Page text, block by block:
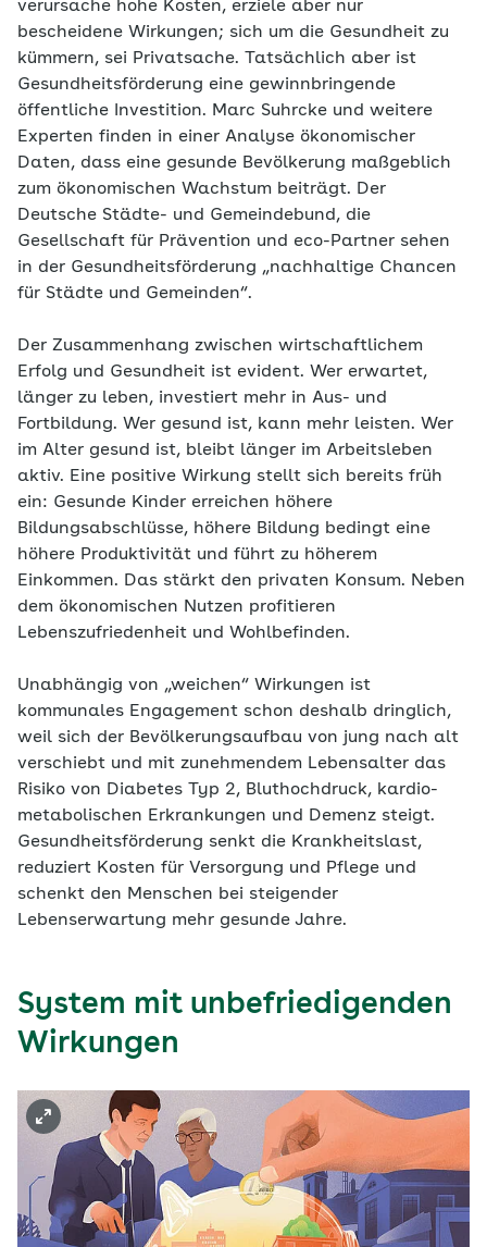
verursache hohe Kosten, erziele aber nur
bescheidene Wirkungen; sich um die Gesundheit zu
kümmern, sei Privatsache. Tatsächlich aber ist
Gesundheitsförderung eine gewinnbringende
öffentliche Investition. Marc Suhrcke und weitere
Experten finden in einer Analyse ökonomischer
Daten, dass eine gesunde Bevölkerung maßgeblich
zum ökonomischen Wachstum beiträgt. Der
Deutsche Städte- und Gemeindebund, die
Gesellschaft für Prävention und eco-Partner sehen
in der Gesundheitsförderung „nachhaltige Chancen
für Städte und Gemeinden“.
Der Zusammenhang zwischen wirtschaftlichem
Erfolg und Gesundheit ist evident. Wer erwartet,
länger zu leben, investiert mehr in Aus- und
Fortbildung. Wer gesund ist, kann mehr leisten. Wer
im Alter gesund ist, bleibt länger im Arbeitsleben
aktiv. Eine positive Wirkung stellt sich bereits früh
ein: Gesunde Kinder erreichen höhere
Bildungsabschlüsse, höhere Bildung bedingt eine
höhere Produktivität und führt zu höherem
Einkommen. Das stärkt den privaten Konsum. Neben
dem ökonomischen Nutzen profitieren
Lebenszufriedenheit und Wohlbefinden.
Unabhängig von „weichen“ Wirkungen ist
kommunales Engagement schon deshalb dringlich,
weil sich der Bevölkerungsaufbau von jung nach alt
verschiebt und mit zunehmendem Lebensalter das
Risiko von Diabetes Typ 2, Bluthochdruck, kardio-
metabolischen Erkrankungen und Demenz steigt.
Gesundheitsförderung senkt die Krankheitslast,
reduziert Kosten für Versorgung und Pflege und
schenkt den Menschen bei steigender
Lebenserwartung mehr gesunde Jahre.
System mit unbefriedigenden
Wirkungen